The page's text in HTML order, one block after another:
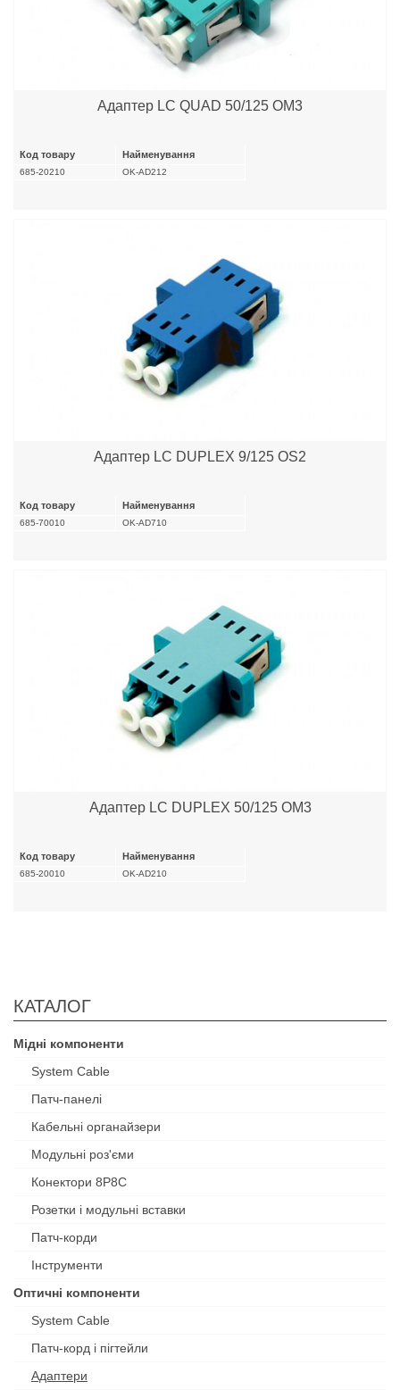
Адаптер LC QUAD 50/125 OM3
Код товару Найменування
685-20210 OK-AD212
Адаптер LC DUPLEX 9/125 OS2
Код товару Найменування
685-70010 OK-AD710
Адаптер LC DUPLEX 50/125 OM3
Код товару Найменування
685-20010 OK-AD210
КАТАЛОГ
Мідні компоненти
System Cable
Патч-панелі
Кабельні органайзери
Модульні роз'єми
Конектори 8P8C
Розетки і модульні вставки
Патч-корди
Інструменти
Оптичні компоненти
System Cable
Патч-корд і пігтейли
Адаптери